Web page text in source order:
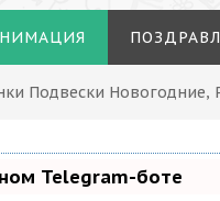
Подвески Новогодние,
Telegram-боте